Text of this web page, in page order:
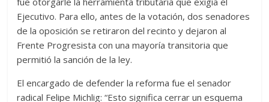
Ejecutivo. Para ello, antes de la votación, dos senadores
de la oposición se retiraron del recinto y dejaron al
Frente Progresista con una mayoría transitoria que
permitió la sanción de la ley.
El encargado de defender la reforma fue el senador
radical Felipe Michlig: “Esto significa cerrar un esquema